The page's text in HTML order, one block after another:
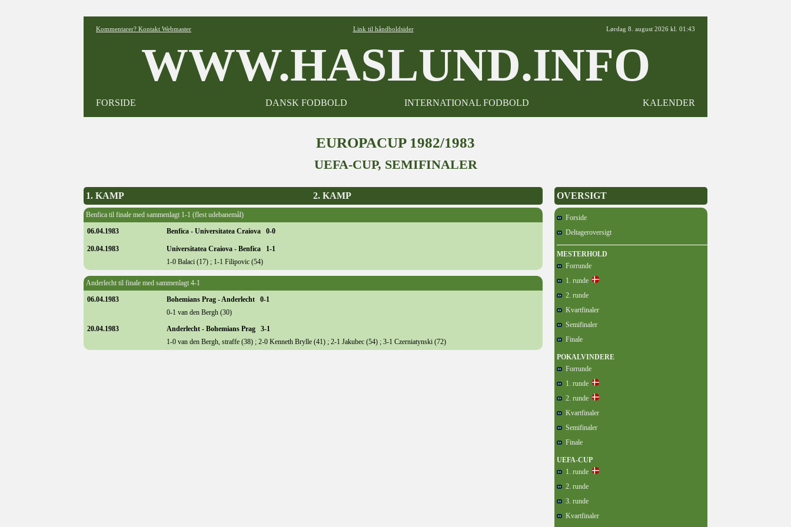
Kommentarer? Kontakt Webmaster Link til håndboldsider Lørdag 8. august 2026 kl. 01:43
WWW.HASLUND.INFO
FORSIDE DANSK FODBOLD INTERNATIONAL FODBOLD KALENDER
EUROPACUP 1982/1983
UEFA-CUP, SEMIFINALER
1. KAMP 2. KAMP
Benfica til finale med sammenlagt 1-1 (flest udebanemål)
06.04.1983
Benfica - Universitatea Craiova 0-0
20.04.1983
Universitatea Craiova - Benfica 1-1
1-0 Balaci (17) ; 1-1 Filipovic (54)
Anderlecht til finale med sammenlagt 4-1
06.04.1983
Bohemians Prag - Anderlecht 0-1
0-1 van den Bergh (30)
20.04.1983
Anderlecht - Bohemians Prag 3-1
1-0 van den Bergh, straffe (38) ; 2-0 Kenneth Brylle (41) ; 2-1 Jakubec (54) ; 3-1 Czerniatynski (72)
OVERSIGT
Forside
Deltageroversigt
MESTERHOLD
Forrunde
1. runde
2. runde
Kvartfinaler
Semifinaler
Finale
POKALVINDERE
Forrunde
1. runde
2. runde
Kvartfinaler
Semifinaler
Finale
UEFA-CUP
1. runde
2. runde
3. runde
Kvartfinaler